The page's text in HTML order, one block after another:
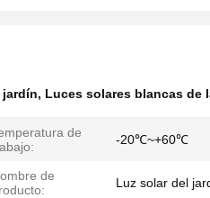
, Luces solares blancas de
de
-20℃~+60℃
de
Luz solar del